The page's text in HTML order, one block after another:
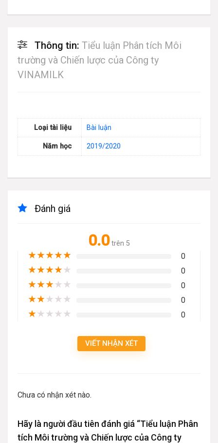
Thông tin: Tiểu luận Phân tích Môi
trường và Chiến lược của Công ty
VINAMILK
Loại tài liệu Bài luận
Năm học 2019/2020
Đánh giá
0.0 trên 5
★★★★★ 0
★★★★★ 0
★★★★★ 0
★★★★★ 0
★★★★★ 0
VIẾT NHẬN XÉT
Chưa có nhận xét nào.
Hãy là người đầu tiên đánh giá “Tiểu luận Phân
tích Môi trường và Chiến lược của Công ty